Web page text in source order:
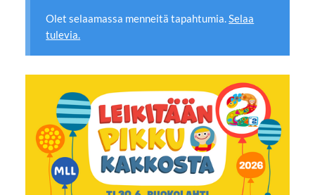
Olet selaamassa menneitä tapahtumia.Selaa
tulevia.